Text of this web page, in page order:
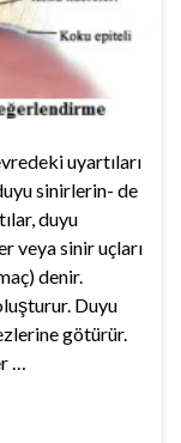
uyartıları
sinirlerin- de
duyu
veya sinir uçları
denir.
Duyu
götürür.
…